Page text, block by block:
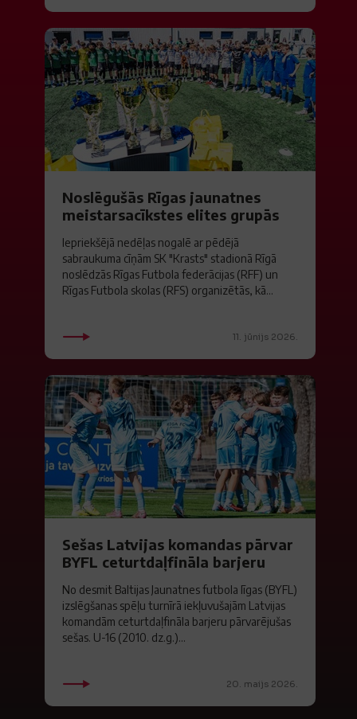
Noslēgušās Rīgas jaunatnes
meistarsacīkstes elites grupās
Iepriekšējā nedēļas nogalē ar pēdējā
sabraukuma cīņām SK "Krasts" stadionā Rīgā
noslēdzās Rīgas Futbola federācijas (RFF) un
Rīgas Futbola skolas (RFS) organizētās, kā...
11. jūnijs 2026.
Sešas Latvijas komandas pārvar
BYFL ceturtdaļfināla barjeru
No desmit Baltijas Jaunatnes futbola līgas (BYFL)
izslēgšanas spēļu turnīrā iekļuvušajām Latvijas
komandām ceturtdaļfināla barjeru pārvarējušas
sešas. U-16 (2010. dz.g.)...
20. maijs 2026.